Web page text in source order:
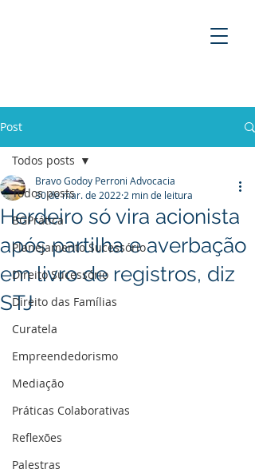
Post
Todos posts
BGPrática
Planejamento Sucessório
Direito Sucessório
Direito das Famílias
Curatela
Empreendedorismo
Mediaçāo
Práticas Colaborativas
Reflexões
Palestras
Todos posts
Herdeiro só vira acionista
após partilha e averbação
em livro de registros, diz
STJ
Bravo Godoy Perroni Advocacia
30 de mar. de 2022 2 min de leitura